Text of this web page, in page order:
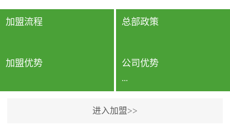
要。因为空间内人流携带
的、空气...
测结果可靠，远胜于其他
检测...
加盟流程 总部政策
加盟优势 公司优势
...
进入加盟>>